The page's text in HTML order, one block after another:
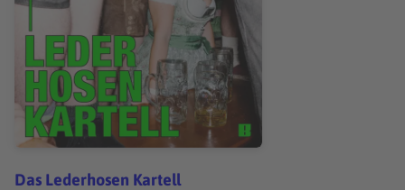
Das Lederhosen Kartell